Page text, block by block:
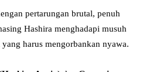
pertarungan brutal, penuh
Hashira menghadapi musuh
harus mengorbankan nyawa.